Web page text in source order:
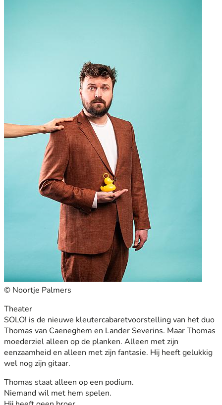
© Noortje Palmers
Theater
SOLO! is de nieuwe kleutercabaretvoorstelling van het duo
Thomas van Caeneghem en Lander Severins. Maar Thomas
moederziel alleen op de planken. Alleen met zijn
eenzaamheid en alleen met zijn fantasie. Hij heeft gelukkig
wel nog zijn gitaar.
Thomas staat alleen op een podium.
Niemand wil met hem spelen.